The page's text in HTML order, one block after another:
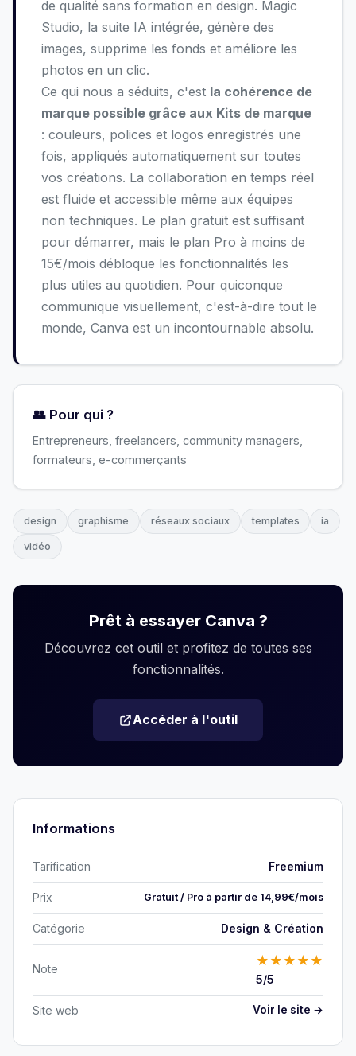
de qualité sans formation en design. Magic
Studio, la suite IA intégrée, génère des
images, supprime les fonds et améliore les
photos en un clic.
Ce qui nous a séduits, c'est la cohérence de
marque possible grâce aux Kits de marque
: couleurs, polices et logos enregistrés une
fois, appliqués automatiquement sur toutes
vos créations. La collaboration en temps réel
est fluide et accessible même aux équipes
non techniques. Le plan gratuit est suffisant
pour démarrer, mais le plan Pro à moins de
15€/mois débloque les fonctionnalités les
plus utiles au quotidien. Pour quiconque
communique visuellement, c'est-à-dire tout le
monde, Canva est un incontournable absolu.
👥 Pour qui ?
Entrepreneurs, freelancers, community managers,
formateurs, e-commerçants
design graphisme réseaux sociaux templates ia
vidéo
Prêt à essayer Canva ?
Découvrez cet outil et profitez de toutes ses
fonctionnalités.
Accéder à l'outil
Informations
Tarification Freemium
Prix Gratuit / Pro à partir de 14,99€/mois
Catégorie Design & Création
Note
★ ★ ★ ★ ★
5/5
Site web Voir le site →